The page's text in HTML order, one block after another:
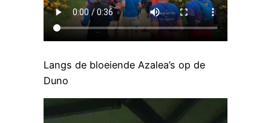
Langs de bloeiende Azalea’s op de
Duno